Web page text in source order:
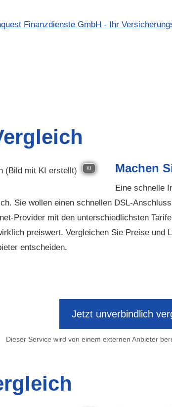
KI Machen
Eine schnelle
Sie wollen einen schnellen DSL-
Provider mit den unterschiedlichsten
preiswert. Vergleichen Sie Preise und
entscheiden.
Jetzt unverbindlich
Dieser Service wird von einem externen Anbieter